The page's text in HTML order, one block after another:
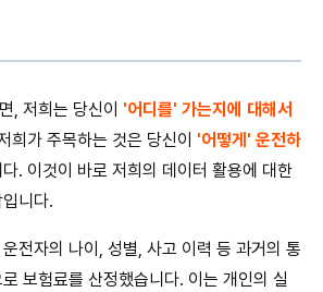
, 저희는 당신이 '어디를' 가는지에 대해서
희가 주목하는 것은 당신이 '어떻게' 운전하
. 이것이 바로 저희의 데이터 활용에 대한
니다.
전자의 나이, 성별, 사고 이력 등 과거의 통
보험료를 산정했습니다. 이는 개인의 실